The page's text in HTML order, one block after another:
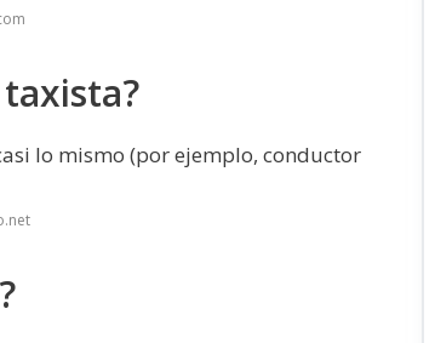
lo mismo (por ejemplo, conductor